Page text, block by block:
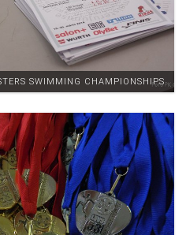
SWIMMING CHAMPIONSHIPS